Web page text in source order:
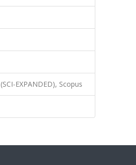
EXPANDED), Scopus